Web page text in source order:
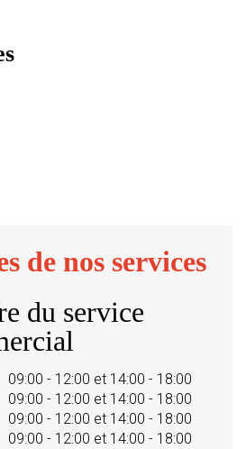
de nos services
du service
09:00 - 12:00 et 14:00 - 18:00
09:00 - 12:00 et 14:00 - 18:00
09:00 - 12:00 et 14:00 - 18:00
09:00 - 12:00 et 14:00 - 18:00